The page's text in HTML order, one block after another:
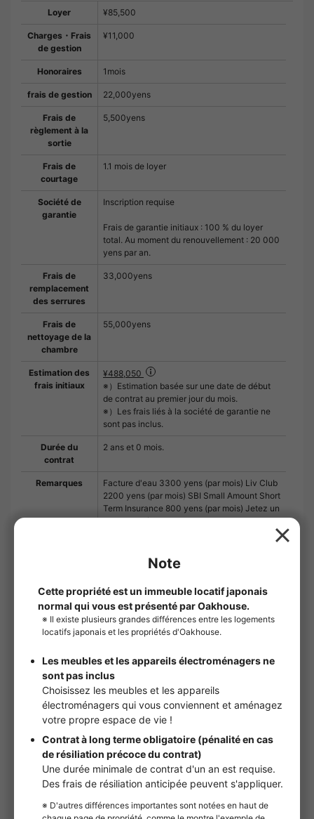
Loyer ¥85,500
Charges・Frais
de gestion
¥11,000
Honoraires 1mois
frais de gestion 22,000yens
Frais de
règlement à la
sortie
5,500yens
Frais de
courtage
1.1 mois de loyer
Société de
garantie
Inscription requise
Frais de garantie initiaux : 100 % du loyer
total. Au moment du renouvellement : 20 000
yens par an.
Frais de
remplacement
des serrures
33,000yens
Frais de
nettoyage de la
chambre
55,000yens
Estimation des
frais initiaux
¥488,050
※）Estimation basée sur une date de début
de contrat au premier jour du mois.
※）Les frais liés à la société de garantie ne
sont pas inclus.
Durée du
contrat
2 ans et 0 mois.
Remarques
Facture d'eau 3300 yens (par mois) Liv Club
2200 yens (par mois) SBI Small Amount Short
Term Insurance 800 yens (par mois) Jetez un
coup d'œil à Brillian Yuhigaoka. Les
serviette, ce qui en fait une chambre
confortable. Le loyer de cette propriété est de
boîte à chaussures et est attrayante pour son
grand espace de rangement. Nous pouvons
vous aider à trouver une chambre qui
réponde à vos besoins dans le quartier
Shitennojimae Yuhigaoka !
Floor：6étage Plan d'une maison：1K
Type de chambre：Appartements Superficie：24.65m²
Critères：Homme/Femme
Visualisation de propriétés en ligne：Dispo
Consultation en ligne：Dispo
Explication préalable par IT：Dispo
Homme/Femme
Entièrement meublé